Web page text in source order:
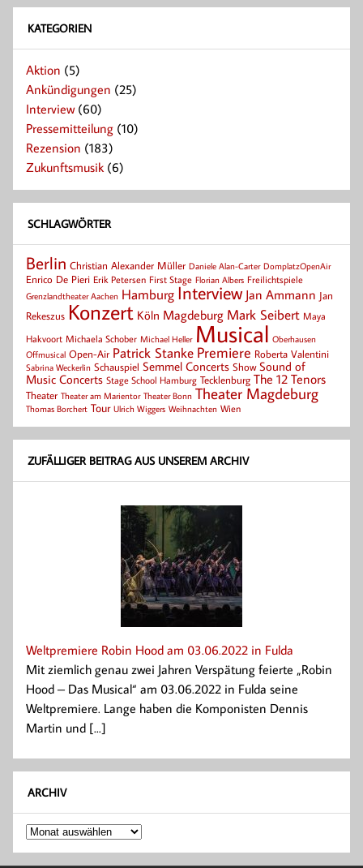
KATEGORIEN
Aktion (5)
Ankündigungen (25)
Interview(60)
Pressemitteilung (10)
Rezension (183)
Zukunftsmusik (6)
SCHLAGWÖRTER
Berlin Christian Alexander Müller Daniele Alan-Carter DomplatzOpenAir
Enrico De Pieri Erik Petersen First Stage Florian Albers Freilichtspiele
Grenzlandtheater Aachen Hamburg Interview Jan Ammann Jan
Rekeszus Konzert Köln Magdeburg Mark Seibert Maya
Hakvoort Michaela Schober Michael Heller Musical Oberhausen
Offmusical Open-Air Patrick Stanke Premiere Roberta Valentini
Sabrina Weckerlin Schauspiel Semmel Concerts Show Sound of
Music Concerts Stage School Hamburg Tecklenburg The 12 Tenors
Theater Theater am Marientor Theater Bonn Theater Magdeburg
Thomas Borchert Tour Ulrich Wiggers Weihnachten Wien
ZUFÄLLIGER BEITRAG AUS UNSEREM ARCHIV
Weltpremiere Robin Hood am 03.06.2022 in Fulda
Mit ziemlich genau zwei Jahren Verspätung feierte „Robin
Hood – Das Musical“ am 03.06.2022 in Fulda seine
Weltpremiere. Lange haben die Komponisten Dennis
Martin und [...]
ARCHIV
Archiv